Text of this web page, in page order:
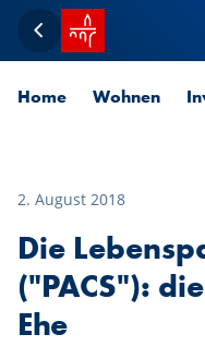
Zurück
Startseite
Home Wohnen
2. August 2018
Die
("PACS"):
Ehe